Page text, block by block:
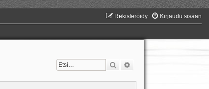
Kirjaudu sisään
Rekisteröidy
Etsi